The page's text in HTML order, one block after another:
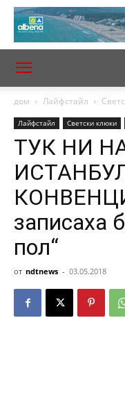
дом Лайфстайл
Лайфстайл Светски клюки
ТУК НИ
записаха
пол“
от ndtnews - 03.05.2018